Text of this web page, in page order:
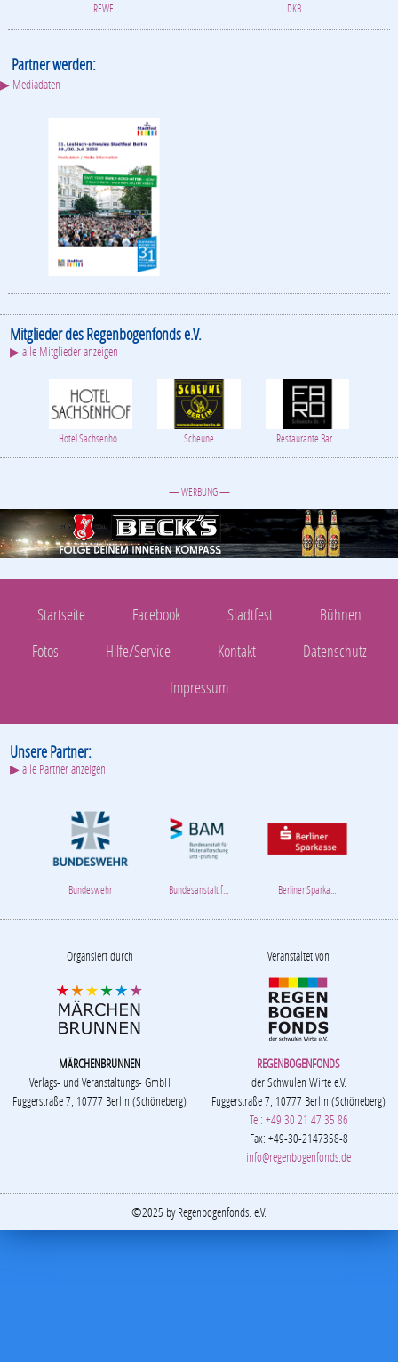
REWE DKB
Partner werden:
▶ Mediadaten
Mitglieder des Regenbogenfonds e.V.
▶ alle Mitglieder anzeigen
Hotel Sachsenho... Scheune Restaurante Bar...
— WERBUNG —
Startseite Facebook Stadtfest
Bühnen
Fotos
Hilfe/Service Kontakt
Datenschutz
Impressum
Unsere Partner:
▶ alle Partner anzeigen
Bundeswehr Bundesanstalt f... Berliner Sparka...
Organsiert durch
MÄRCHENBRUNNEN
Verlags- und Veranstaltungs- GmbH
Fuggerstraße 7, 10777 Berlin (Schöneberg)
Veranstaltet von
REGENBOGENFONDS
der Schwulen Wirte e.V.
Fuggerstraße 7, 10777 Berlin (Schöneberg)
Tel: +49 30 21 47 35 86
Fax: +49-30-2147358-8
info@regenbogenfonds.de
©2025 by Regenbogenfonds. e.V.